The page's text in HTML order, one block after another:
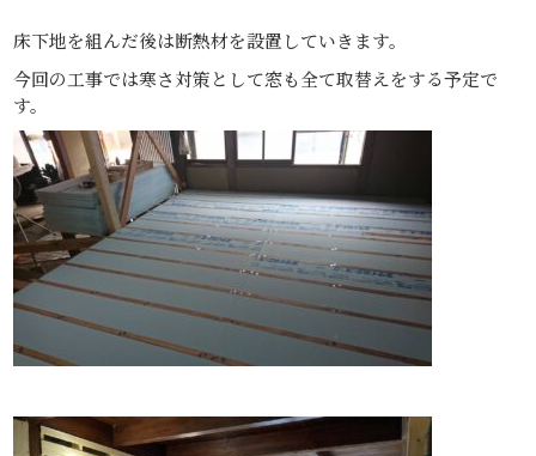
床下地を組んだ後は断熱材を設置していきます。
今回の工事では寒さ対策として窓も全て取替えをする予定で
す。